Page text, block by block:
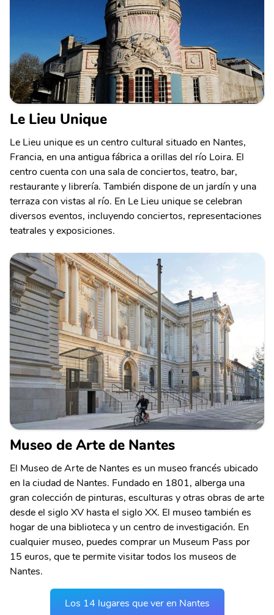
Le Lieu Unique
Le Lieu unique es un centro cultural situado en Nantes,
Francia, en una antigua fábrica a orillas del río Loira. El
centro cuenta con una sala de conciertos, teatro, bar,
restaurante y librería. También dispone de un jardín y una
terraza con vistas al río. En Le Lieu unique se celebran
diversos eventos, incluyendo conciertos, representaciones
teatrales y exposiciones.
Museo de Arte de Nantes
El Museo de Arte de Nantes es un museo francés ubicado
en la ciudad de Nantes. Fundado en 1801, alberga una
gran colección de pinturas, esculturas y otras obras de arte
desde el siglo XV hasta el siglo XX. El museo también es
hogar de una biblioteca y un centro de investigación. En
cualquier museo, puedes comprar un Museum Pass por
15 euros, que te permite visitar todos los museos de
Nantes.
Los 14 lugares que ver en Nantes